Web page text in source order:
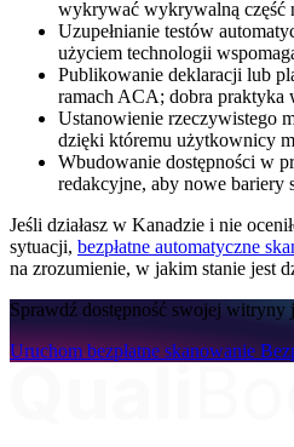
wykrywać wykrywalną część
Uzupełnianie testów
użyciem technologii
Publikowanie deklaracji lub
ramach ACA; dobra
Ustanowienie rzeczywistego
dzięki któremu użytkownicy
Wbudowanie dostępności w
redakcyjne, aby nowe bariery
Jeśli działasz w Kanadzie i nie
sytuacji, bezpłatne automatyczne
na zrozumienie, w jakim stanie jest
Sprawdź dostępność swojej witryny
Uruchom bezpłatne skanowanie